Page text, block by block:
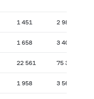
1 451 2 981
1 658 3 408
22 561 75 354
1 958 3 569